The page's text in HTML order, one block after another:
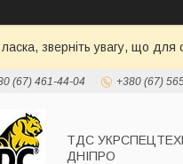
зверніть увагу, що
(67) 461-44-04 +380 (67)
ТДС
ДНІПРО